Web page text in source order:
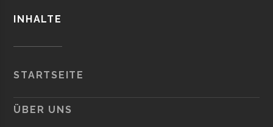
INHALTE
STARTSEITE
ÜBER UNS